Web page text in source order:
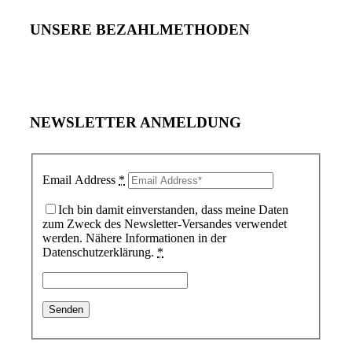
UNSERE BEZAHLMETHODEN
NEWSLETTER ANMELDUNG
Email Address *
Ich bin damit einverstanden, dass meine Daten
zum Zweck des Newsletter-Versandes verwendet
werden. Nähere Informationen in der
Datenschutzerklärung. *